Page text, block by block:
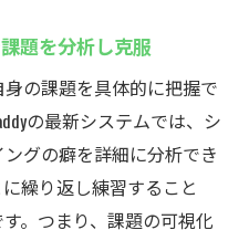
題を分析し克服
の課題を具体的に把握で
の最新システムでは、シ
グの癖を詳細に分析でき
繰り返し練習すること
。つまり、課題の可視化